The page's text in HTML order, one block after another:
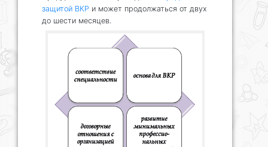
защитой ВКР и может продолжаться от двух
до шести месяцев.